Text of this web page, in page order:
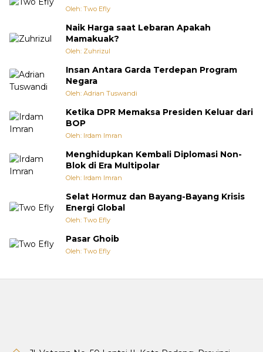
Oleh: Two Efly
Naik Harga saat Lebaran Apakah
Mamakuak?
Oleh: Zuhrizul
Insan Antara Garda Terdepan Program
Negara
Oleh: Adrian Tuswandi
Ketika DPR Memaksa Presiden Keluar dari
BOP
Oleh: Irdam Imran
Menghidupkan Kembali Diplomasi Non-
Blok di Era Multipolar
Oleh: Irdam Imran
Selat Hormuz dan Bayang-Bayang Krisis
Energi Global
Oleh: Two Efly
Pasar Ghoib
Oleh: Two Efly